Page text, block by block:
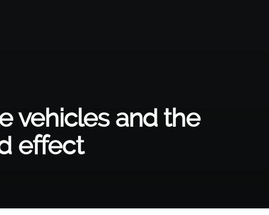
vehicles and the
effect